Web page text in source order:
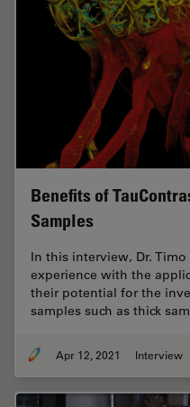
Benefits of
Samples
In this interview, Dr.
experience with the
their potential for the
samples such as thick
Apr 12, 2021 Interview